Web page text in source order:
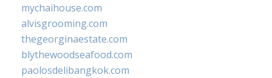
mychaihouse.com
alvisgrooming.com
thegeorginaestate.com
blythewoodseafood.com
paolosdelibangkok.com